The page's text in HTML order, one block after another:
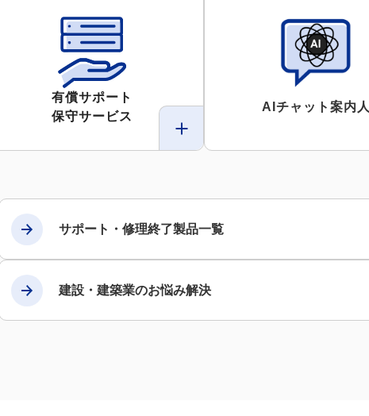
有償サポート
保守サービス
AIチャット案内人
サポート・修理終了製品一覧
建設・建築業のお悩み解決